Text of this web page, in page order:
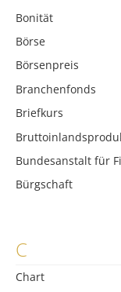
Bonität
Börse
Börsenpreis
Branchenfonds
Briefkurs
Bundesanstalt für
Bürgschaft
C
Chart